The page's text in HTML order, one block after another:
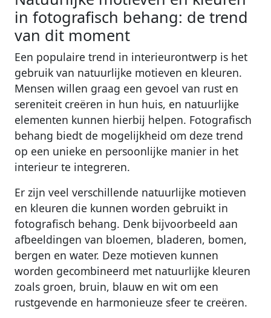
in fotografisch behang: de trend
van dit moment
Een populaire trend in interieurontwerp is het
gebruik van natuurlijke motieven en kleuren.
Mensen willen graag een gevoel van rust en
sereniteit creëren in hun huis, en natuurlijke
elementen kunnen hierbij helpen. Fotografisch
behang biedt de mogelijkheid om deze trend
op een unieke en persoonlijke manier in het
interieur te integreren.
Er zijn veel verschillende natuurlijke motieven
en kleuren die kunnen worden gebruikt in
fotografisch behang. Denk bijvoorbeeld aan
afbeeldingen van bloemen, bladeren, bomen,
bergen en water. Deze motieven kunnen
worden gecombineerd met natuurlijke kleuren
zoals groen, bruin, blauw en wit om een ​​
rustgevende en harmonieuze sfeer te creëren.